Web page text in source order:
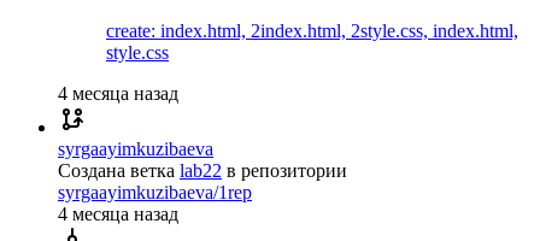
create: index.html, 2index.html, 2style.css, index.html,
style.css
4 месяца назад
syrgaayimkuzibaeva
Создана ветка lab22 в репозитории
syrgaayimkuzibaeva/1rep
4 месяца назад